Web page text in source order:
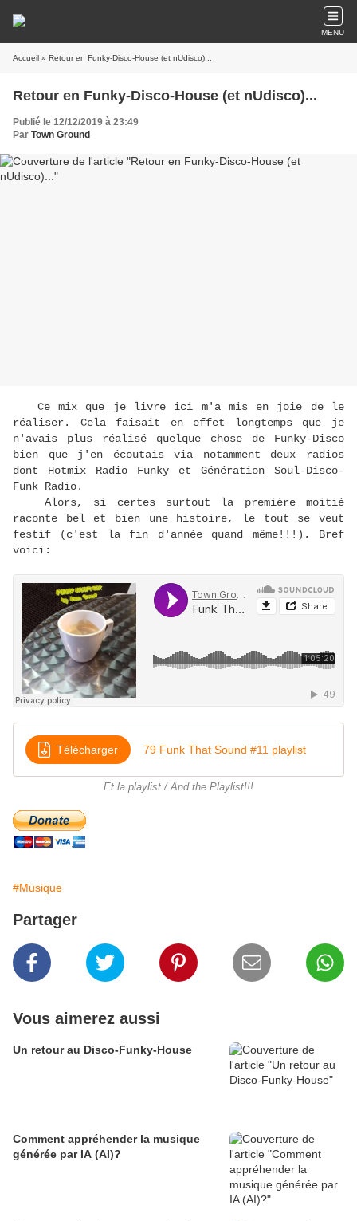
MENU
Accueil » Retour en Funky-Disco-House (et nUdisco)...
Retour en Funky-Disco-House (et nUdisco)...
Publié le 12/12/2019 à 23:49
Par Town Ground
Ce mix que je livre ici m'a mis en joie de le
réaliser. Cela faisait en effet longtemps que je
n'avais plus réalisé quelque chose de Funky-Disco
bien que j'en écoutais via notamment deux radios
dont Hotmix Radio Funky et Génération Soul-Disco-
Funk Radio.
Alors, si certes surtout la première moitié
raconte bel et bien une histoire, le tout se veut
festif (c'est la fin d'année quand même!!!). Bref
voici:
Télécharger 79 Funk That Sound #11 playlist
Et la playlist / And the Playlist!!!
#Musique
Partager
Vous aimerez aussi
Un retour au Disco-Funky-House
Comment appréhender la musique
générée par IA (AI)?